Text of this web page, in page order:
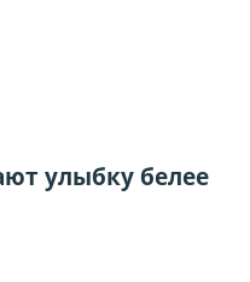
улыбку белее